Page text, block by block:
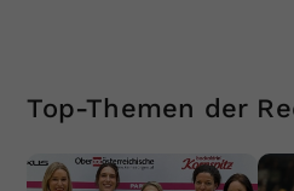
Top-Themen der